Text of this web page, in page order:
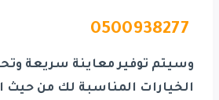
0500938277
وسيتم توفير معاينة سريعة
الخيارات المناسبة لك من حيث